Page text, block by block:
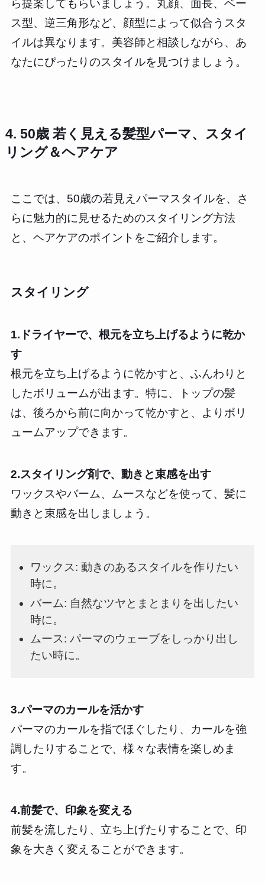
ら提案してもらいましょう。丸顔、面長、ベー
ス型、逆三角形など、顔型によって似合うスタ
イルは異なります。美容師と相談しながら、あ
なたにぴったりのスタイルを見つけましょう。
4. 50歳 若く見える髪型パーマ、スタイ
リング＆ヘアケア
ここでは、50歳の若見えパーマスタイルを、さ
らに魅力的に見せるためのスタイリング方法
と、ヘアケアのポイントをご紹介します。
スタイリング
1.ドライヤーで、根元を立ち上げるように乾か
す
根元を立ち上げるように乾かすと、ふんわりと
したボリュームが出ます。特に、トップの髪
は、後ろから前に向かって乾かすと、よりボリ
ュームアップできます。
2.スタイリング剤で、動きと束感を出す
ワックスやバーム、ムースなどを使って、髪に
動きと束感を出しましょう。
ワックス: 動きのあるスタイルを作りたい
時に。
バーム: 自然なツヤとまとまりを出したい
時に。
ムース: パーマのウェーブをしっかり出し
たい時に。
3.パーマのカールを活かす
パーマのカールを指でほぐしたり、カールを強
調したりすることで、様々な表情を楽しめま
す。
4.前髪で、印象を変える
前髪を流したり、立ち上げたりすることで、印
象を大きく変えることができます。